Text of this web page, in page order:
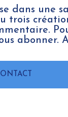
dans une
trois
abonner.